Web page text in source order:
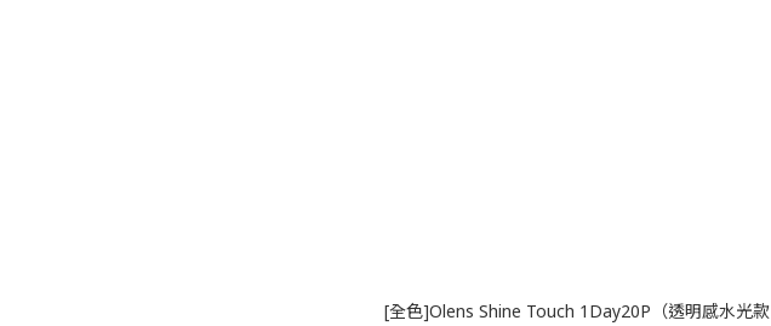
[全色]Olens Shine Touch 1Day20P（透明感水光款